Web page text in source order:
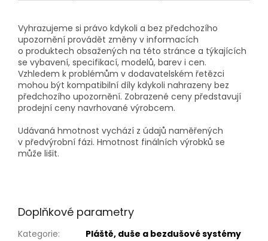
Vyhrazujeme si právo kdykoli a bez předchozího
upozornění provádět změny v informacích
o produktech obsažených na této stránce a týkajících
se vybavení, specifikací, modelů, barev i cen.
Vzhledem k problémům v dodavatelském řetězci
mohou být kompatibilní díly kdykoli nahrazeny bez
předchozího upozornění. Zobrazené ceny představují
prodejní ceny navrhované výrobcem.
Udávaná hmotnost vychází z údajů naměřených
v předvýrobní fázi. Hmotnost finálních výrobků se
může lišit.
Doplňkové parametry
Kategorie:
Pláště, duše a bezdušové systémy